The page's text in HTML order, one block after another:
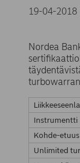
19-04-2018
Nordea
Instrumentti
Kohde-etuus
Unlimited